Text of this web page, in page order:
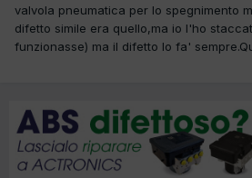
valvola pneumatica per lo spegnimento
difetto simile era quello,ma io l'ho
funzionasse) ma il difetto lo fa'